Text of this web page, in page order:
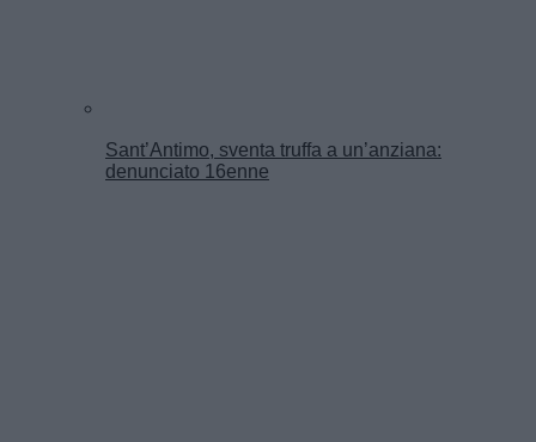
Sant’Antimo, sventa truffa a un’anziana:
denunciato 16enne